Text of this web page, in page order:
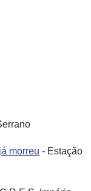
morreu - Estação